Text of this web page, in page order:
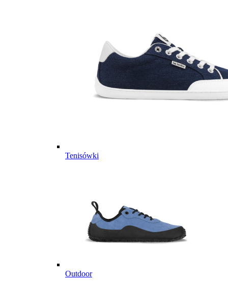
Tenisówki
Outdoor